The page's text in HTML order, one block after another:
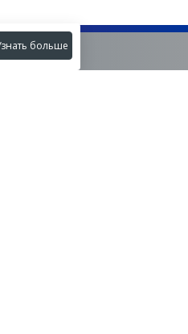
больше